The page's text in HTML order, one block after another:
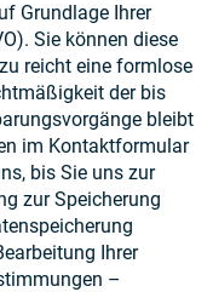
Grundlage Ihrer
Sie können diese
reicht eine formlose
der bis
bleibt
im Kontaktformular
bis Sie uns zur
zur Speicherung
Ihrer
–